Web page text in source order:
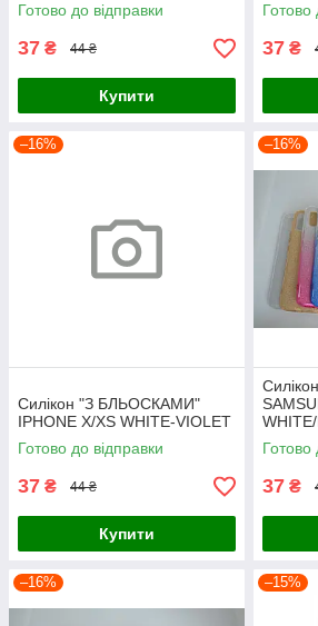
Готово до відправки
37 ₴ 44 ₴
Купити
Готово
37 ₴
–16%
Силікон "З БЛЬОСКАМИ"
IPHONE X/XS WHITE-VIOLET
Готово до відправки
37 ₴ 44 ₴
Купити
–16%
Готово
37 ₴
–16% –15%